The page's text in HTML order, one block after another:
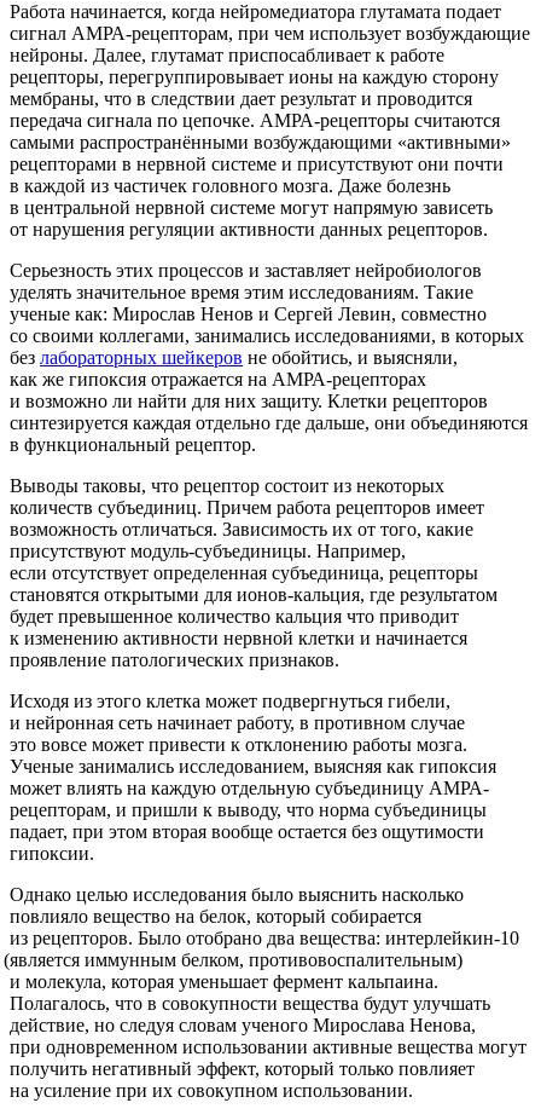
Работа начинается, когда нейромедиатора глутамата подает
сигнал АМРА-рецепторам, при чем использует возбуждающие
нейроны. Далее, глутамат приспосабливает к работе
рецепторы, перегруппировывает ионы на каждую сторону
мембраны, что в следствии дает результат и проводится
передача сигнала по цепочке. АМРА-рецепторы считаются
самыми распространёнными возбуждающими «активными»
рецепторами в нервной системе и присутствуют они почти
в каждой из частичек головного мозга. Даже болезнь
в центральной нервной системе могут напрямую зависеть
от нарушения регуляции активности данных рецепторов.
Серьезность этих процессов и заставляет нейробиологов
уделять значительное время этим исследованиям. Такие
ученые как: Мирослав Ненов и Сергей Левин, совместно
со своими коллегами, занимались исследованиями, в которых
без лабораторных шейкеров не обойтись, и выясняли,
как же гипоксия отражается на АМРА-рецепторах
и возможно ли найти для них защиту. Клетки рецепторов
синтезируется каждая отдельно где дальше, они объединяются
в функциональный рецептор.
Выводы таковы, что рецептор состоит из некоторых
количеств субъединиц. Причем работа рецепторов имеет
возможность отличаться. Зависимость их от того, какие
присутствуют модуль-субъединицы. Например,
если отсутствует определенная субъединица, рецепторы
становятся открытыми для ионов-кальция, где результатом
будет превышенное количество кальция что приводит
к изменению активности нервной клетки и начинается
проявление патологических признаков.
Исходя из этого клетка может подвергнуться гибели,
и нейронная сеть начинает работу, в противном случае
это вовсе может привести к отклонению работы мозга.
Ученые занимались исследованием, выясняя как гипоксия
может влиять на каждую отдельную субъединицу АМРА-
рецепторам, и пришли к выводу, что норма субъединицы
падает, при этом вторая вообще остается без ощутимости
гипоксии.
Однако целью исследования было выяснить насколько
повлияло вещество на белок, который собирается
из рецепторов. Было отобрано два вещества: интерлейкин-10
(является иммунным белком, противовоспалительным)
и молекула, которая уменьшает фермент кальпаина.
Полагалось, что в совокупности вещества будут улучшать
действие, но следуя словам ученого Мирослава Ненова,
при одновременном использовании активные вещества могут
получить негативный эффект, который только повлияет
на усиление при их совокупном использовании.